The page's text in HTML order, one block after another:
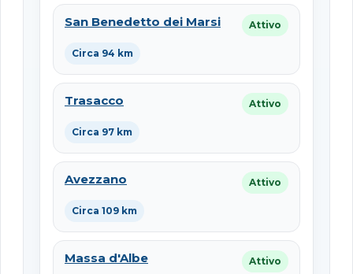
San Benedetto dei Marsi Attivo
Circa 94 km
Trasacco Attivo
Circa 97 km
Avezzano Attivo
Circa 109 km
Massa d'Albe Attivo